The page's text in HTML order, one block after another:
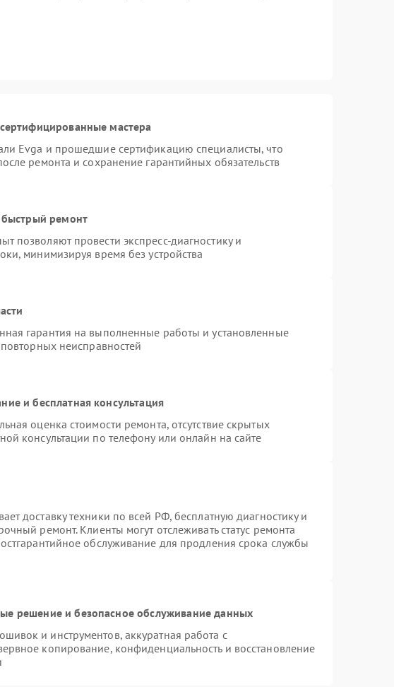
мастера
Evga и прошедшие сертификацию специалисты, что
ремонта и сохранение гарантийных обязательств
быстрый ремонт
позволяют провести экспресс-диагностику и
минимизируя время без устройства
гарантия на выполненные работы и установленные
неисправностей
и бесплатная консультация
оценка стоимости ремонта, отсутствие скрытых
консультации по телефону или онлайн на сайте
доставку техники по всей РФ, бесплатную диагностику и
ремонт. Клиенты могут отслеживать статус ремонта
обслуживание для продления срока службы
решение и безопасное обслуживание данных
и инструментов, аккуратная работа с
копирование, конфиденциальность и восстановление